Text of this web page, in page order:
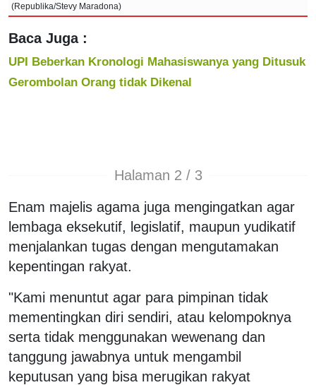
(Republika/Stevy Maradona)
Baca Juga :
UPI Beberkan Kronologi Mahasiswanya yang Ditusuk
Gerombolan Orang tidak Dikenal
Halaman 2 / 3
Enam majelis agama juga mengingatkan agar
lembaga eksekutif, legislatif, maupun yudikatif
menjalankan tugas dengan mengutamakan
kepentingan rakyat.
"Kami menuntut agar para pimpinan tidak
mementingkan diri sendiri, atau kelompoknya
serta tidak menggunakan wewenang dan
tanggung jawabnya untuk mengambil
keputusan yang bisa merugikan rakyat